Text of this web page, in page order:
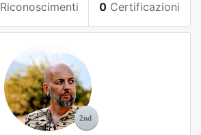
Riconoscimenti 0 Certificazioni